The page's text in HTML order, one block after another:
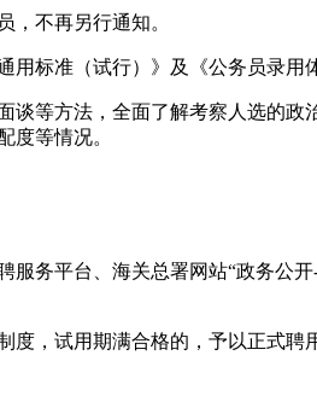
，不再另行通知。
标准（试行）》及《公务员录用
等方法，全面了解考察人选的政
度等情况。
务平台、海关总署网站“政务公
，试用期满合格的，予以正式聘